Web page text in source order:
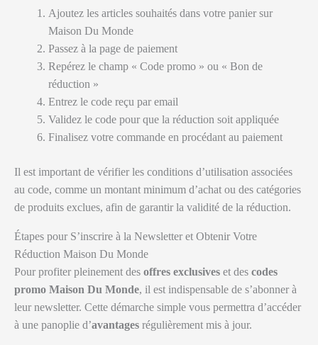
Ajoutez les articles souhaités dans votre panier sur
Maison Du Monde
Passez à la page de paiement
Repérez le champ « Code promo » ou « Bon de
réduction »
Entrez le code reçu par email
Validez le code pour que la réduction soit appliquée
Finalisez votre commande en procédant au paiement
Il est important de vérifier les conditions d’utilisation associées
au code, comme un montant minimum d’achat ou des catégories
de produits exclues, afin de garantir la validité de la réduction.
Étapes pour S’inscrire à la Newsletter et Obtenir Votre
Réduction Maison Du Monde
Pour profiter pleinement des offres exclusives et des codes
promo Maison Du Monde, il est indispensable de s’abonner à
leur newsletter. Cette démarche simple vous permettra d’accéder
à une panoplie d’avantages régulièrement mis à jour.